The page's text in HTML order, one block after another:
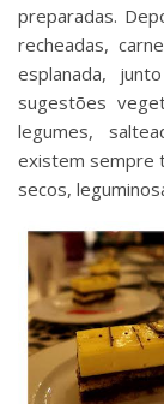
preparadas.
recheadas,
esplanada,
sugestões
legumes,
existem sempre
secos,